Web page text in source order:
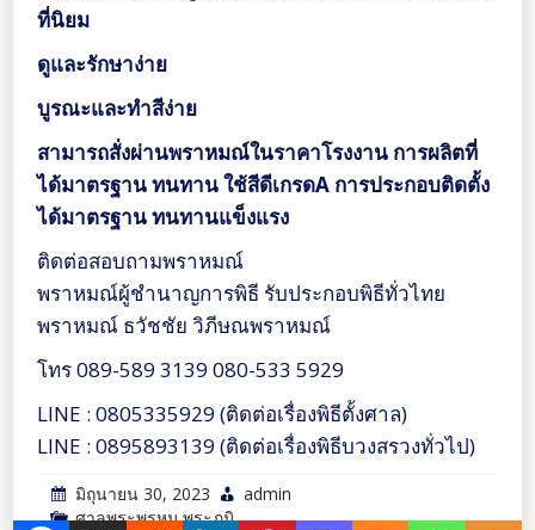
ที่นิยม
ดูและรักษาง่าย
บูรณะและทำสีง่าย
สามารถสั่งผ่านพราหมณ์ในราคาโรงงาน การผลิตที่
ได้มาตรฐาน ทนทาน ใช้สีดีเกรดA การประกอบติดตั้ง
ได้มาตรฐาน ทนทานแข็งแรง
ติดต่อสอบถามพราหมณ์
พราหมณ์ผู้ชำนาญการพิธี รับประกอบพิธีทั่วไทย
พราหมณ์ ธวัชชัย วิภีษณพราหมณ์
โทร 089-589 3139 080-533 5929
LINE : 0805335929 (ติดต่อเรื่องพิธีตั้งศาล)
LINE : 0895893139 (ติดต่อเรื่องพิธีบวงสรวงทั่วไป)
มิถุนายน 30, 2023
admin
ศาลพระพรหม,พระภูมิ